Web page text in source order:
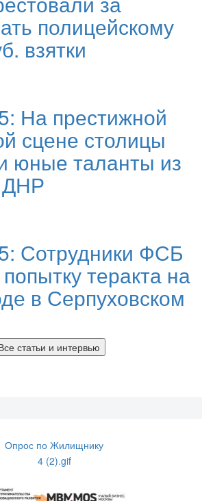
полицейскому
взятки
На престижной
сцене столицы
юные таланты из
ДНР
Сотрудники ФСБ
теракта на
в Серпуховском
статьи и интервью